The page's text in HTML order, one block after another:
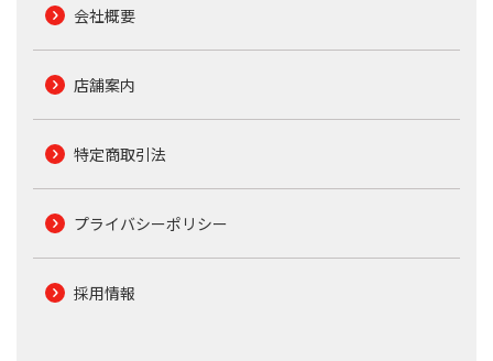
会社概要
店舗案内
特定商取引法
プライバシーポリシー
採用情報